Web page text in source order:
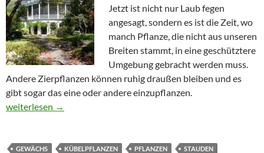
Jetzt ist nicht nur Laub fegen
angesagt, sondern es ist die Zeit, wo
manch Pflanze, die nicht aus unseren
Breiten stammt, in eine geschütztere
Umgebung gebracht werden muss.
Andere Zierpflanzen können ruhig draußen bleiben und es
gibt sogar das eine oder andere einzupflanzen.
Welche Pflanzen müssen im Winter rein, welche können
weiterlesen →
GEWÄCHS KÜBELPFLANZEN PFLANZEN
STAUDEN